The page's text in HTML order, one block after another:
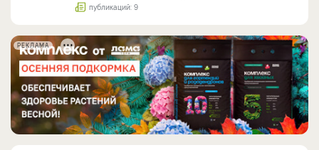
публикаций: 9
РЕКЛАМА